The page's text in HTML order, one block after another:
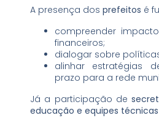
A presença dos prefeitos é
compreender
financeiros;
dialogar sobre
alinhar estratégias
prazo para a rede
Já a participação de
educação e equipes técnicas